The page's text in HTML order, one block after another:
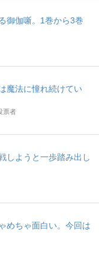
御伽噺。1巻から3巻
魔法に憧れ続けてい
票者
しようと一歩踏み出し
めちゃ面白い。今回は